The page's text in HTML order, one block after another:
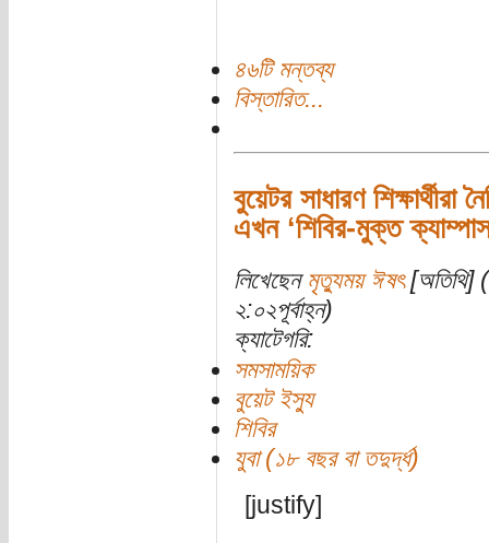
৪৬টি মন্তব্য
বিস্তারিত...
বুয়েটর সাধারণ
এখন ‘শিবির-মুক্ত
লিখেছেন মৃত্যুময় ঈষৎ[অতিথি]
২:০২পূর্বাহ্ন)
ক্যাটেগরি:
সমসাময়িক
বুয়েট ইস্যু
শিবির
যুবা (১৮ বছর বা তদুর্দ্ধ)
[justify]